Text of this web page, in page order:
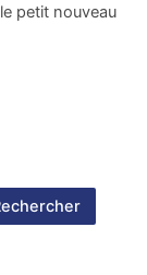
petit nouveau